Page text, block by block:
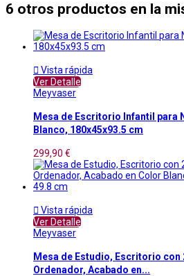
6 otros productos en la
 Vista rápida
Ver Detalle
Meyvaser
Mesa de Escritorio Infantil para
Blanco, 180x45x93.5 cm
299,90 €
 Vista rápida
Ver Detalle
Meyvaser
Mesa de Estudio, Escritorio con
Ordenador, Acabado en...